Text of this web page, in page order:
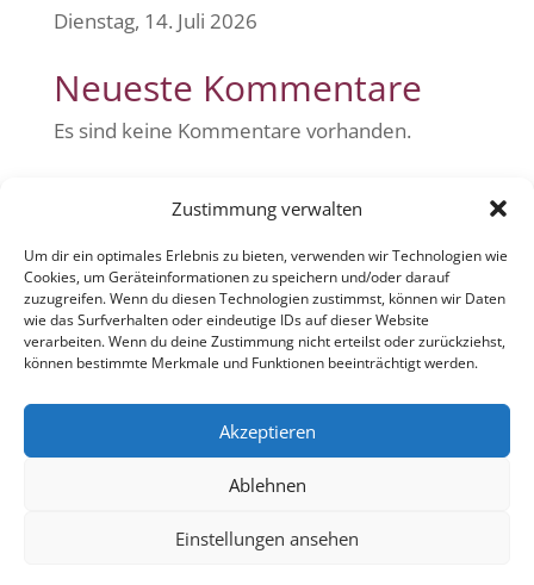
Zustimmung verwalten
Um dir ein optimales Erlebnis zu bieten, verwenden wir Technologien wie
Cookies, um Geräteinformationen zu speichern und/oder darauf
zuzugreifen. Wenn du diesen Technologien zustimmst, können wir Daten
wie das Surfverhalten oder eindeutige IDs auf dieser Website
verarbeiten. Wenn du deine Zustimmung nicht erteilst oder zurückziehst,
können bestimmte Merkmale und Funktionen beeinträchtigt werden.
Akzeptieren
Ablehnen
Einstellungen ansehen
Dienstag, 14. Juli 2026
Neueste Kommentare
Es sind keine Kommentare vorhanden.
© Gut!Zusammen Aachen eG